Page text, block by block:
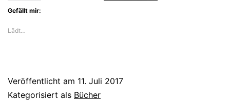
Gefällt mir:
Lädt…
Veröffentlicht am 11. Juli 2017
Kategorisiert als Bücher